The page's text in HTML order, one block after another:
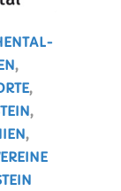
,
,
,
,